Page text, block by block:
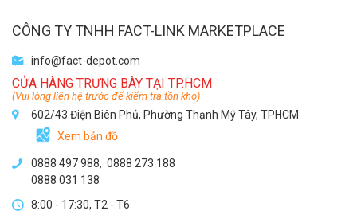
CÔNG TY TNHH FACT-LINK MARKETPLACE
info@fact-depot.com
CỬA HÀNG TRƯNG BÀY TẠI TP.HCM
(Vui lòng liên hệ trước để kiểm tra tồn kho)
602/43 Điện Biên Phủ, Phường Thạnh Mỹ Tây, TPHCM
Xem bản đồ
0888 497 988, 0888 273 188
0888 031 138
8:00 - 17:30, T2 - T6